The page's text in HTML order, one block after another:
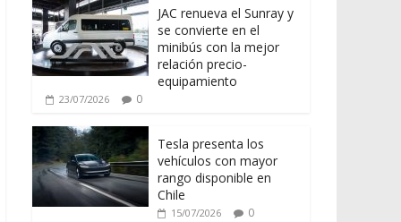
JAC renueva el Sunray y
se convierte en el
minibús con la mejor
relación precio-
equipamiento
23/07/2026 0
Tesla presenta los
vehículos con mayor
rango disponible en
Chile
15/07/2026 0